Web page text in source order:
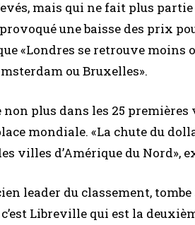
mais qui ne fait plus
une baisse des prix
«Londres se retrouve moins
ou Bruxelles».
plus dans les 25
mondiale. «La chute du
villes d’Amérique du Nord»,
leader du classement,
Libreville qui est la